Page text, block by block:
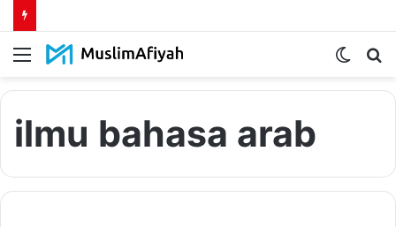
Menu
Switch
ilmu bahasa arab